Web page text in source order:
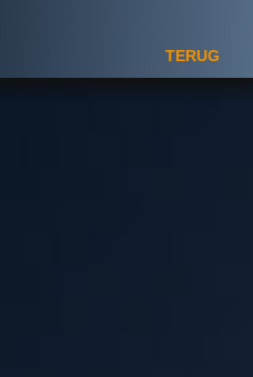
TERUG